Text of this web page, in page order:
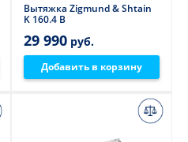
Вытяжка Zigmund & Shtain
K 160.4 B
29 990 руб.
Добавить в корзину